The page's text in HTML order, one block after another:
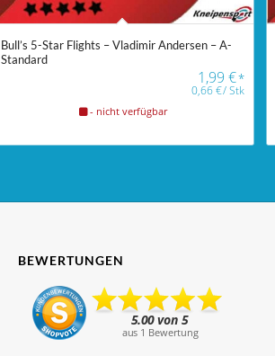
Bull’s 5-Star Flights – Vladimir Andersen – A-
Standard
1,99€*
0,66€/Stk
- nicht verfügbar
BEWERTUNGEN